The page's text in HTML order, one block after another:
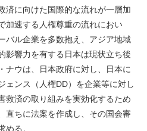
済に向けた国際的な流れが一層加
加速する人権尊重の流れにおい
バル企業を多数抱え、アジア地域
影響力を有する日本は現状立ち後
ナウは、日本政府に対し、日本に
ェンス（人権DD）を企業等に対し
救済の取り組みを実効化するため
直ちに法案を作成し、その国会審
める。